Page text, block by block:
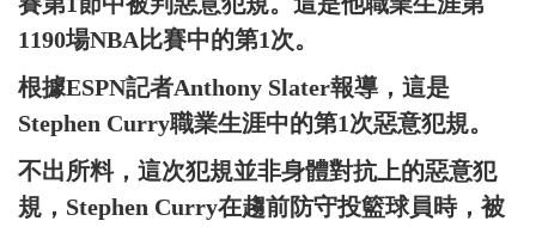
1190場NBA比賽中的第1次。
根據ESPN記者Anthony Slater報導，這是
Stephen Curry職業生涯中的第1次惡意犯規。
不出所料，這次犯規並非身體對抗上的惡意犯
規，Stephen Curry在趨前防守投籃球員時，被